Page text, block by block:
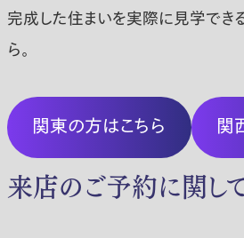
完成した住まいを実際に見学でき
ら。
関東の方はこちら 関
来店のご予約に関し